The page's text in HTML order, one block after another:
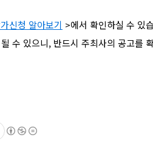
신청 알아보기 >에서 확인하실 수 있
수 있으니, 반드시 주최사의 공고를